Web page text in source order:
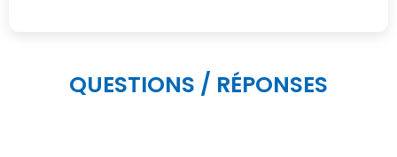
QUESTIONS / RÉPONSES